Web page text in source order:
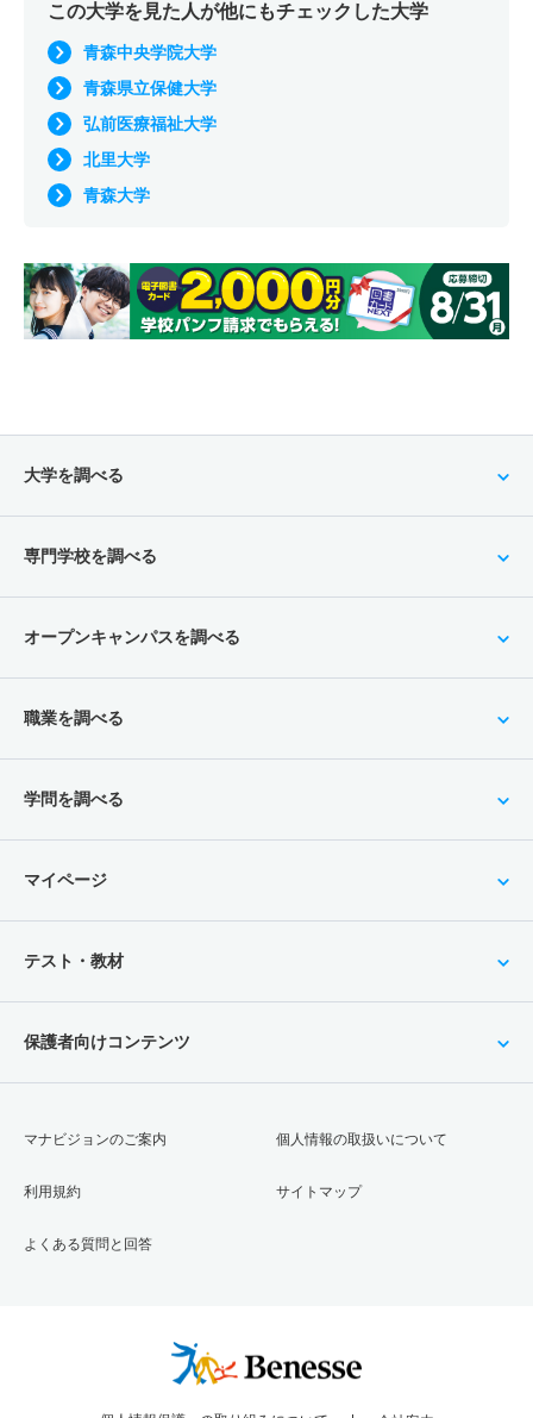
この大学を見た人が他にもチェックした大学
青森中央学院大学
青森県立保健大学
弘前医療福祉大学
北里大学
青森大学
大学を調べる
専門学校を調べる
オープンキャンパスを調べる
職業を調べる
学問を調べる
マイページ
テスト・教材
保護者向けコンテンツ
マナビジョンのご案内
利用規約
よくある質問と回答
個人情報の取扱いについて
サイトマップ